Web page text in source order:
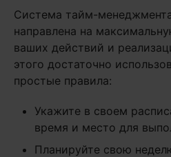
Система тайм-
направлена на
ваших действий и
этого достаточно
простые правила:
Укажите в своем
время и место для
Планируйте свою